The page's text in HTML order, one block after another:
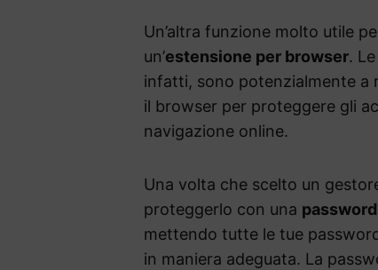
Un’altra funzione molto utile
un’estensione per browser.
infatti, sono potenzialmente a
il browser per proteggere gli
navigazione online.
Una volta che scelto un
proteggerlo con una
mettendo tutte le tue
in maniera adeguata. La